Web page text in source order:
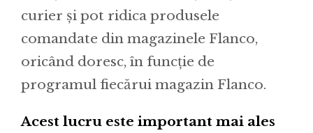
curier și pot ridica produsele
comandate din magazinele Flanco,
oricând doresc, în funcție de
programul fiecărui magazin Flanco.
Acest lucru este important mai ales